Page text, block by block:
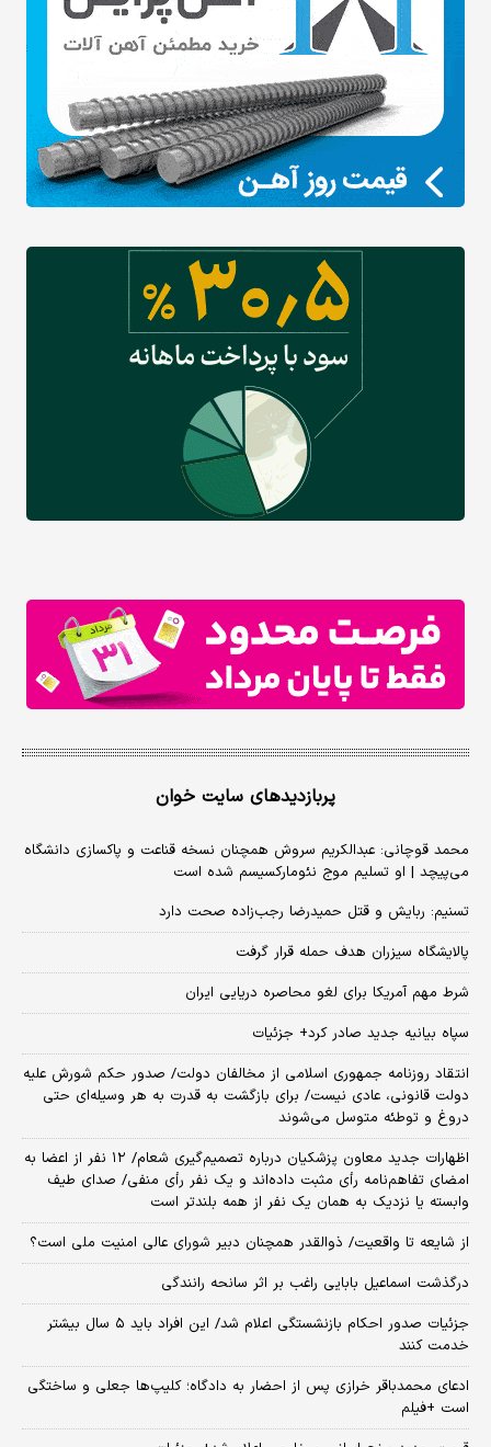
پربازدیدهای سایت خوان
محمد قوچانی: عبدالکریم سروش همچنان نسخه قناعت و پاکسازی دانشگاه
می‌پیچد | او تسلیم موج نئومارکسیسم شده است
تسنیم: ربایش و قتل حمیدرضا رجب‌زاده صحت دارد
پالایشگاه سیزران هدف حمله قرار گرفت
شرط مهم آمریکا برای لغو محاصره دریایی ایران
سپاه بیانیه جدید صادر کرد+ جزئیات
انتقاد روزنامه جمهوری اسلامی از مخالفان دولت/ صدور حکم شورش علیه
دولت قانونی، عادی نیست/ برای بازگشت به قدرت به هر وسیله‌ای حتی
دروغ و توطئه متوسل می‌شوند
اظهارات جدید معاون پزشکیان درباره تصمیم‌گیری شعام/ ۱۲ نفر از اعضا به
امضای تفاهم‌نامه رأی مثبت داده‌اند و یک نفر رأی منفی/ صدای طیف
وابسته یا نزدیک به همان یک نفر از همه بلندتر است
از شایعه تا واقعیت/ ذوالقدر همچنان دبیر شورای ‌عالی امنیت ملی است؟
درگذشت اسماعیل بابایی راغب بر اثر سانحه رانندگی
جزئیات صدور احکام بازنشستگی اعلام شد/ این افراد باید ۵ سال بیشتر
خدمت کنند
ادعای محمدباقر خرازی پس از احضار به دادگاه؛ کلیپ‌ها جعلی و ساختگی
است +فیلم